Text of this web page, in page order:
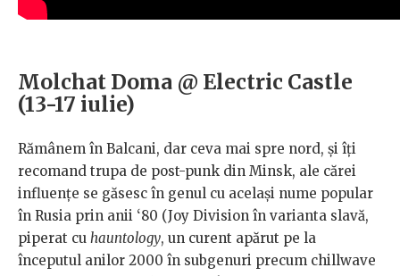
Molchat Doma @ Electric Castle
(13-17 iulie)
Rămânem în Balcani, dar ceva mai spre nord, și îți
recomand trupa de post-punk din Minsk, ale cărei
influențe se găsesc în genul cu același nume popular
în Rusia prin anii ‘80 (Joy Division în varianta slavă,
piperat cu hauntology, un curent apărut pe la
începutul anilor 2000 în subgenuri precum chillwave